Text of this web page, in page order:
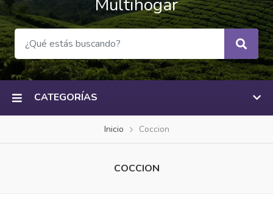
CATEGORÍAS
Inicio Coccion
COCCION